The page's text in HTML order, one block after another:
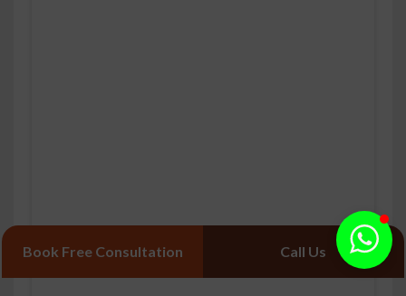
Book Free Consultation Call Us